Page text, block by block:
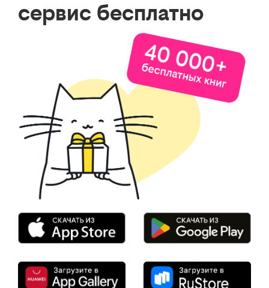
сервис бесплатно